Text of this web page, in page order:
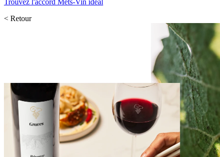
Trouvez l'accord Mets-Vin idéal
< Retour